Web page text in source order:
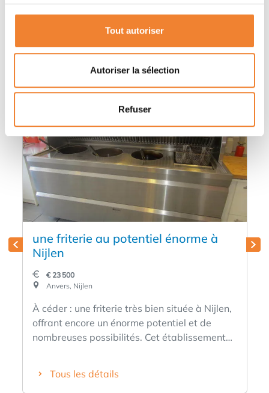
Tout autoriser
Autoriser la sélection
Refuser
Autres annonces qui pourraient vous
intéresser
une friterie au potentiel énorme à
Nijlen
€ 23 500
Anvers, Nijlen
À céder : une friterie très bien située à Nijlen,
offrant encore un énorme potentiel et de
nombreuses possibilités. Cet établissement
d'écoles, de commerces et de divers
Tous les détails